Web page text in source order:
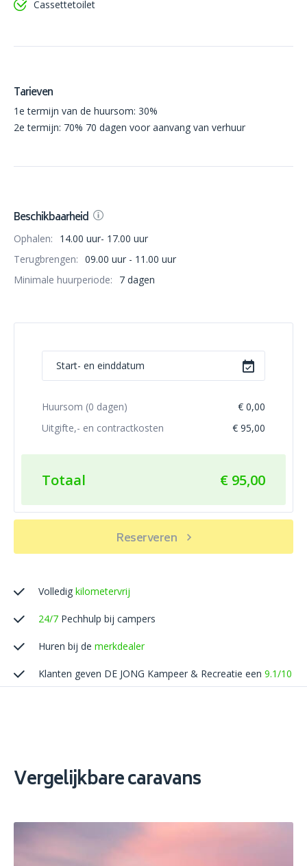
Cassettetoilet
Tarieven
1e termijn van de huursom: 30%
2e termijn: 70% 70 dagen voor aanvang van verhuur
Beschikbaarheid
Ophalen:
14.00 uur- 17.00 uur
Terugbrengen: 09.00 uur - 11.00 uur
Minimale huurperiode:
7 dagen
Huursom (0 dagen)
€ 0,00
Uitgifte,- en contractkosten
€ 95,00
Totaal € 95,00
Reserveren
Volledig kilometervrij
24/7 Pechhulp bij campers
Huren bij de merkdealer
Klanten geven DE JONG Kampeer & Recreatie een 9.1/10
Vergelijkbare caravans